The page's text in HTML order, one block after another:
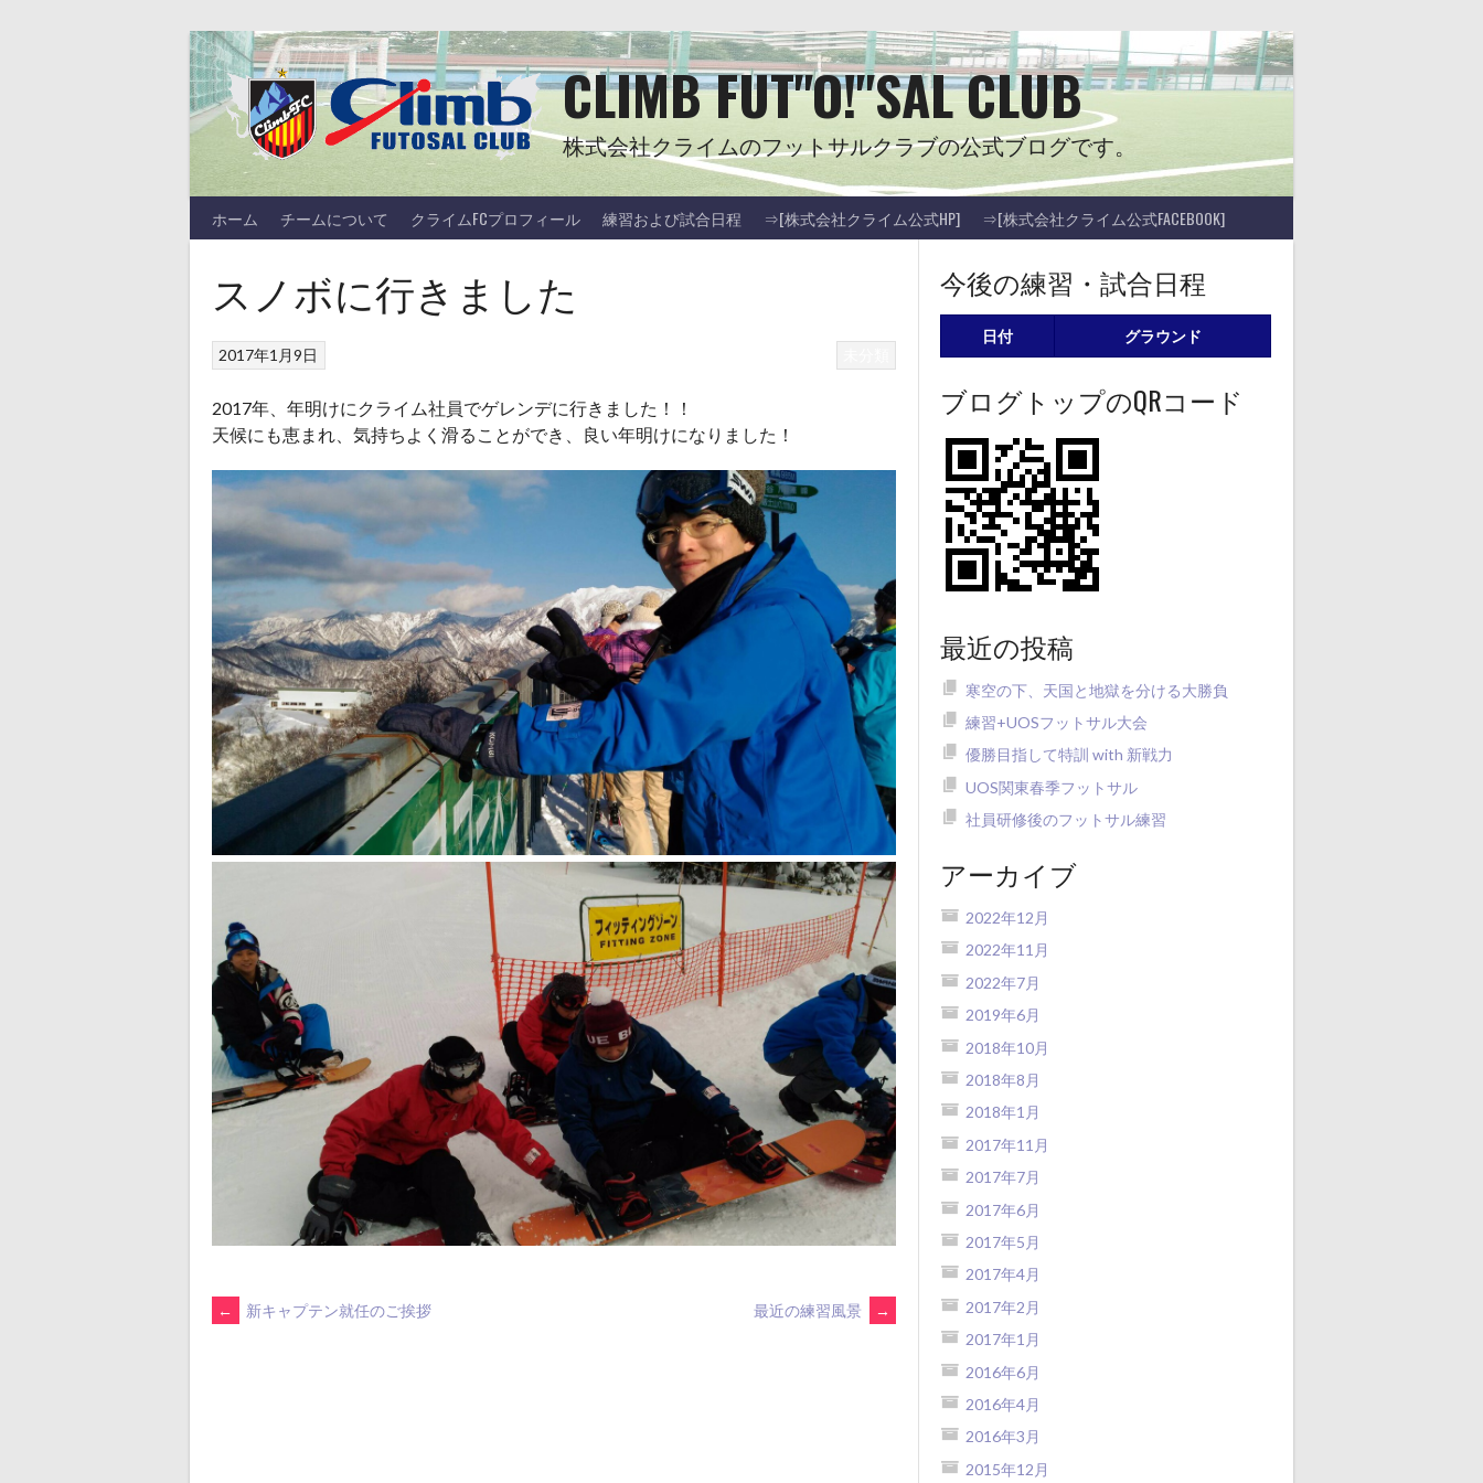
CLIMB FUT"O!"SAL CLUB
株式会社クライムのフットサルクラブの公式ブログです。
ホーム チームについて クライムFCプロフィール 練習および試合日程 ⇒[株式会社クライム公式HP] ⇒[株式会社クライム公式FACEBOOK]
スノボに行きました
2017年1月9日
2017年、年明けにクライム社員でゲレンデに行きました！！
天候にも恵まれ、気持ちよく滑ることができ、良い年明けになりました！
POST
← 新キャプテン就任のご挨拶 最近の練習風景 →
今後の練習・試合日程
日付 グラウンド
ブログトップのQRコード
最近の投稿
寒空の下、天国と地獄を分ける大勝負
練習+UOSフットサル大会
優勝目指して特訓 with 新戦力
UOS関東春季フットサル
社員研修後のフットサル練習
アーカイブ
2022年12月
2022年11月
2022年7月
2019年6月
2018年10月
2018年8月
2018年1月
2017年11月
2017年7月
2017年6月
2017年5月
2017年4月
2017年2月
2017年1月
2016年6月
2016年4月
2016年3月
2015年12月